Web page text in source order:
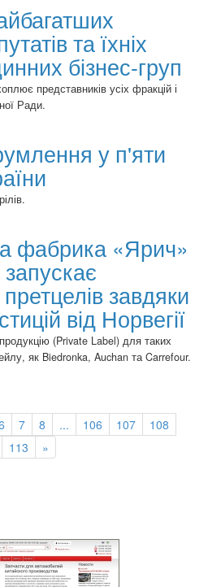
та їхніх
бізнес-груп
представників усіх фракцій і
Ради.
у п'яти
фабрика «Ярич»
завдяки
від Норвегії
(Private Label) для таких
як Biedronka, Auchan та Carrefour.
7 8 ... 106 107
108
113 »